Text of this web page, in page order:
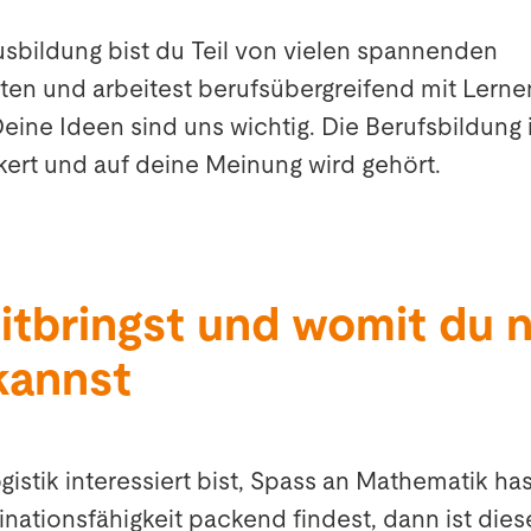
bist du Teil von vielen spannenden
und arbeitest berufsübergreifend mit
Ideen sind uns wichtig. Die Berufsbildung
und auf deine Meinung wird gehört.
und womit du
interessiert bist, Spass an Mathematik
packend findest, dann ist